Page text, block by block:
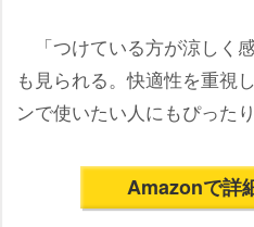
「つけている方が涼しく
も見られる。快適性を重視
ンで使いたい人にもぴった
Amazonで詳